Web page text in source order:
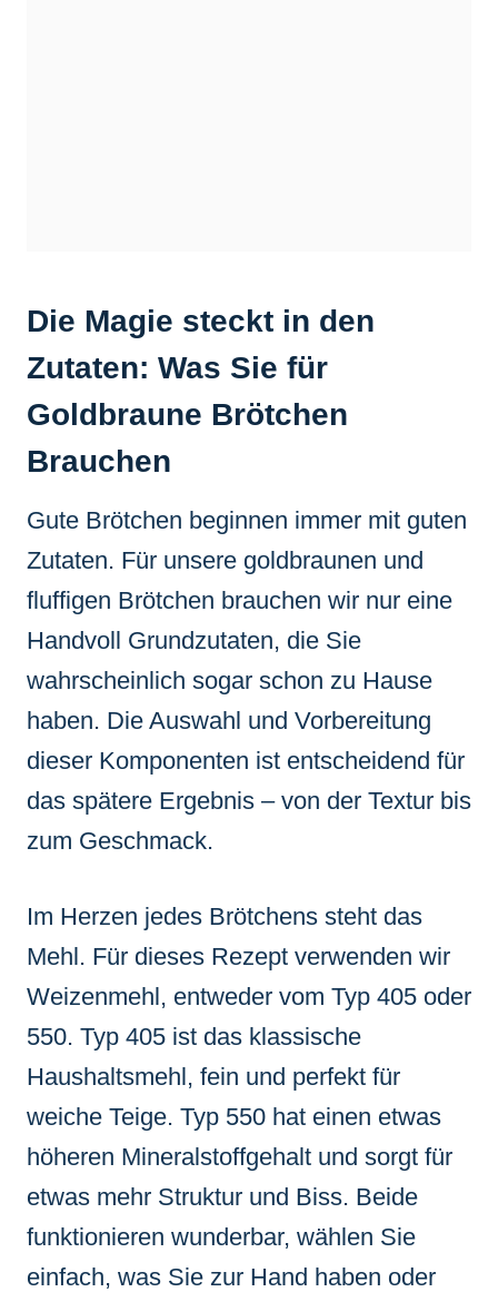
Die Magie steckt in den
Zutaten: Was Sie für
Goldbraune Brötchen
Brauchen
Gute Brötchen beginnen immer mit guten
Zutaten. Für unsere goldbraunen und
fluffigen Brötchen brauchen wir nur eine
Handvoll Grundzutaten, die Sie
wahrscheinlich sogar schon zu Hause
haben. Die Auswahl und Vorbereitung
dieser Komponenten ist entscheidend für
das spätere Ergebnis – von der Textur bis
zum Geschmack.
Im Herzen jedes Brötchens steht das
Mehl. Für dieses Rezept verwenden wir
Weizenmehl, entweder vom Typ 405 oder
550. Typ 405 ist das klassische
Haushaltsmehl, fein und perfekt für
weiche Teige. Typ 550 hat einen etwas
höheren Mineralstoffgehalt und sorgt für
etwas mehr Struktur und Biss. Beide
funktionieren wunderbar, wählen Sie
einfach, was Sie zur Hand haben oder